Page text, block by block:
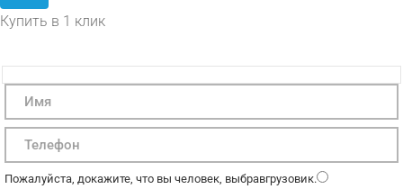
Купить в 1 клик
Пожалуйста, докажите, что вы человек, выбравгрузовик.